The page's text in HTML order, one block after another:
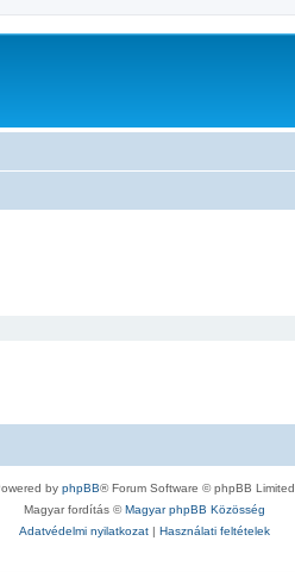
by phpBB® Forum Software © phpBB Limited
Magyar fordítás ©Magyar phpBB Közösség
Adatvédelmi nyilatkozat| Használati feltételek